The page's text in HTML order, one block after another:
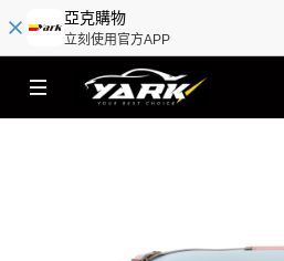
亞克購物
立刻使用官方APP